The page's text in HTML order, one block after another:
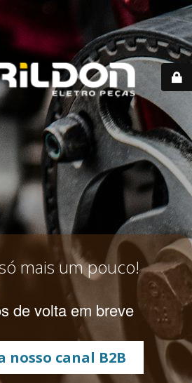
mais um pouco!
de volta em breve
nosso canal B2B